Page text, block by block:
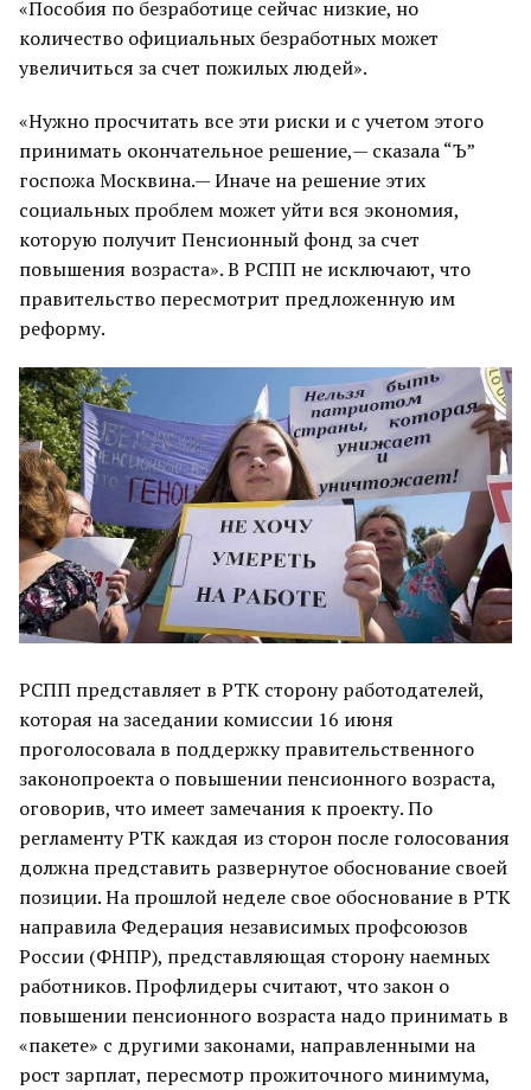
«Пособия по безработице сейчас низкие, но
количество официальных безработных может
увеличиться за счет пожилых людей».
«Нужно просчитать все эти риски и с учетом этого
принимать окончательное решение,— сказала “Ъ”
госпожа Москвина.— Иначе на решение этих
социальных проблем может уйти вся экономия,
которую получит Пенсионный фонд за счет
повышения возраста». В РСПП не исключают, что
правительство пересмотрит предложенную им
реформу.
РСПП представляет в РТК сторону работодателей,
которая на заседании комиссии 16 июня
проголосовала в поддержку правительственного
законопроекта о повышении пенсионного возраста,
оговорив, что имеет замечания к проекту. По
регламенту РТК каждая из сторон после голосования
должна представить развернутое обоснование своей
позиции. На прошлой неделе свое обоснование в РТК
направила Федерация независимых профсоюзов
России (ФНПР), представляющая сторону наемных
работников. Профлидеры считают, что закон о
повышении пенсионного возраста надо принимать в
«пакете» с другими законами, направленными на
рост зарплат, пересмотр прожиточного минимума,